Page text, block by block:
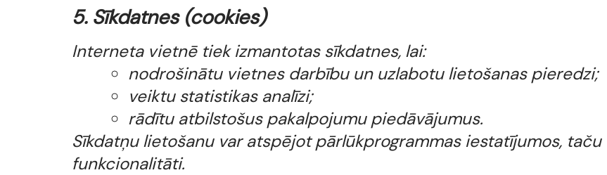
5. Sīkdatnes (cookies)
Interneta vietnē tiek izmantotas sīkdatnes, lai:
nodrošinātu vietnes darbību un uzlabotu lietošanas pieredzi;
veiktu statistikas analīzi;
rādītu atbilstošus pakalpojumu piedāvājumus.
Sīkdatņu lietošanu var atspējot pārlūkprogrammas iestatījumos,
funkcionalitāti.